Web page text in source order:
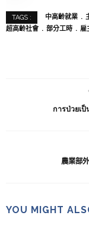
TAGS : 中高齡就業
超高齡社會
部分工時 雇
การป่วยเ
農業部
YOU MIGHT